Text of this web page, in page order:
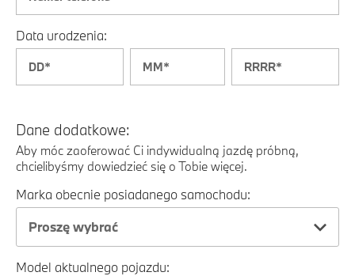
Data urodzenia:
Dane dodatkowe:
Aby móc zaoferować Ci indywidualną jazdę próbną,
chcielibyśmy dowiedzieć się o Tobie więcej.
Marka obecnie posiadanego samochodu:
Proszę wybrać
Model aktualnego pojazdu: